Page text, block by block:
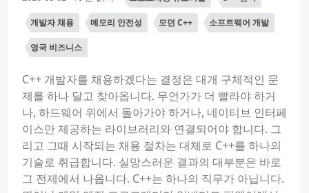
개발자 채용 메모리 안전성 모던 C++ 소프트웨어 개발
영국 비즈니스
C++ 개발자를 채용하겠다는 결정은 대개 구체적인 문
제를 하나 달고 찾아옵니다. 무언가가 더 빨라야 하거
나, 하드웨어 위에서 돌아가야 하거나, 네이티브 인터페
이스만 제공하는 라이브러리와 연결되어야 합니다. 그
리고 그때 시작되는 채용 절차는 대체로 C++를 하나의
기술로 취급합니다. 실망스러운 결과의 대부분은 바로
그 전제에서 나옵니다. C++는 하나의 직무가 아닙니다.